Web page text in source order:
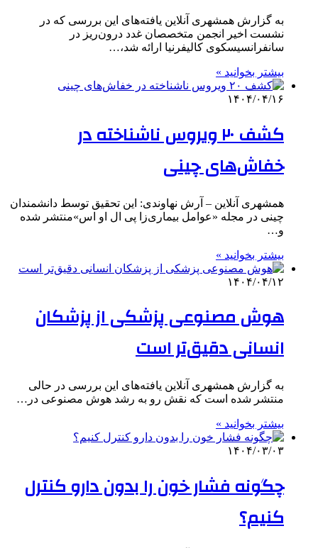
به گزارش همشهری آنلاین یافته‌های این بررسی که در
نشست اخیر انجمن متخصصان غدد درون‌ریز در
سانفرانسیسکوی کالیفرنیا ارائه شد،…
بیشتر بخوانید »
۱۴۰۴/۰۴/۱۶
کشف ۲۰ ویروس ناشناخته در
خفاش‌های چینی
همشهری آنلاین – آرش نهاوندی: این تحقیق توسط دانشمندان
چینی در مجله «عوامل بیماری‌زا پی ال او اس»منتشر شده
و…
بیشتر بخوانید »
۱۴۰۴/۰۴/۱۲
هوش مصنوعی پزشکی از پزشکان
انسانی دقیق‌تر است
به گزارش همشهری آنلاین یافته‌های این بررسی در حالی
منتشر شده است که نقش رو به رشد هوش مصنوعی در…
بیشتر بخوانید »
۱۴۰۴/۰۳/۰۳
چگونه فشار خون را بدون دارو کنترل
کنیم؟